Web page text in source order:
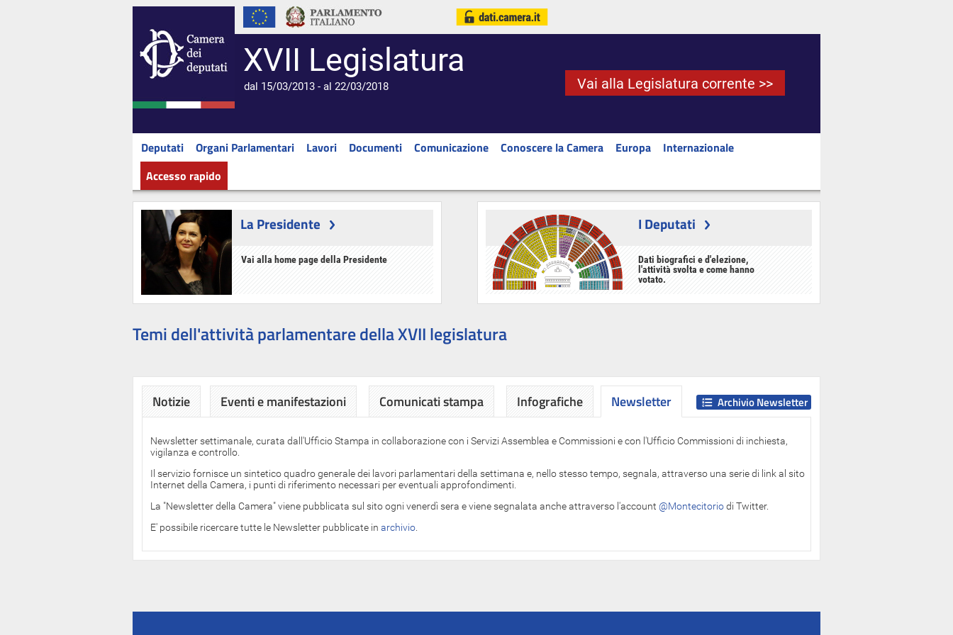
XVII Legislatura
dal 15/03/2013 - al 22/03/2018 Vai alla Legislatura corrente >>
Deputati Organi Parlamentari Lavori Documenti Comunicazione Conoscere la Camera Europa
Internazionale
Accesso rapido
La Presidente
Vai alla home page della Presidente
I Deputati
Dati biografici e d'elezione,
l'attività svolta e come hanno
votato.
Temi dell'attività parlamentare della XVII legislatura
Notizie Eventi e manifestazioni Comunicati stampa Infografiche Newsletter
Newsletter
Newsletter settimanale, curata dall'Ufficio Stampa in collaborazione con i Servizi Assemblea e Commissioni e con l'Ufficio Commissioni di inchiesta,
vigilanza e controllo.
Il servizio fornisce un sintetico quadro generale dei lavori parlamentari della settimana e, nello stesso tempo, segnala, attraverso una serie di link al sito
Internet della Camera, i punti di riferimento necessari per eventuali approfondimenti.
La "Newsletter della Camera" viene pubblicata sul sito ogni venerdì sera e viene segnalata anche attraverso l'account @Montecitoriodi Twitter.
E' possibile ricercare tutte le Newsletter pubblicate in archivio
Archivio Newsletter